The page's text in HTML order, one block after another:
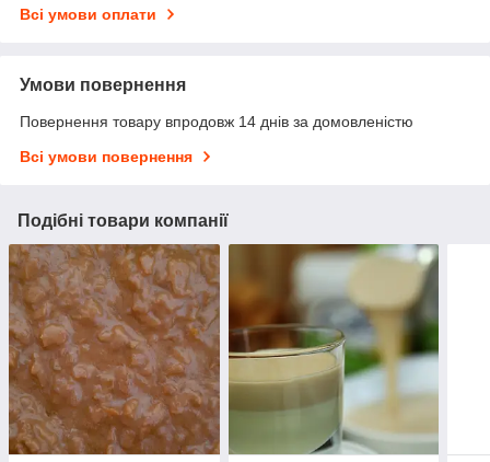
Всі умови оплати
Умови повернення
Повернення товару впродовж 14 днів за домовленістю
Всі умови повернення
Подібні товари компанії